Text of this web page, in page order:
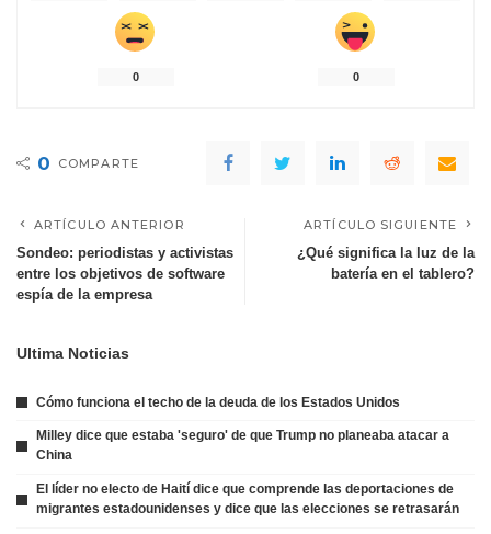
0 0
0 COMPARTE
ARTÍCULO ANTERIOR
Sondeo: periodistas y activistas
entre los objetivos de software
espía de la empresa
ARTÍCULO SIGUIENTE
¿Qué significa la luz de la
batería en el tablero?
Ultima Noticias
Cómo funciona el techo de la deuda de los Estados Unidos
Milley dice que estaba 'seguro' de que Trump no planeaba atacar a
China
El líder no electo de Haití dice que comprende las deportaciones de
migrantes estadounidenses y dice que las elecciones se retrasarán